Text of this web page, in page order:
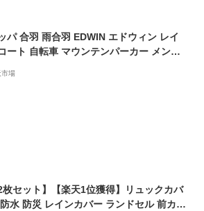
パ 合羽 雨合羽 EDWIN エドウィン レイ
ート 自転車 マウンテンパーカー メンズ
カー マンパー マウンパ レインジャケッ
市場
2枚セット】【楽天1位獲得】リュックカバ
水 防災 レインカバー ランドセル 前カゴ